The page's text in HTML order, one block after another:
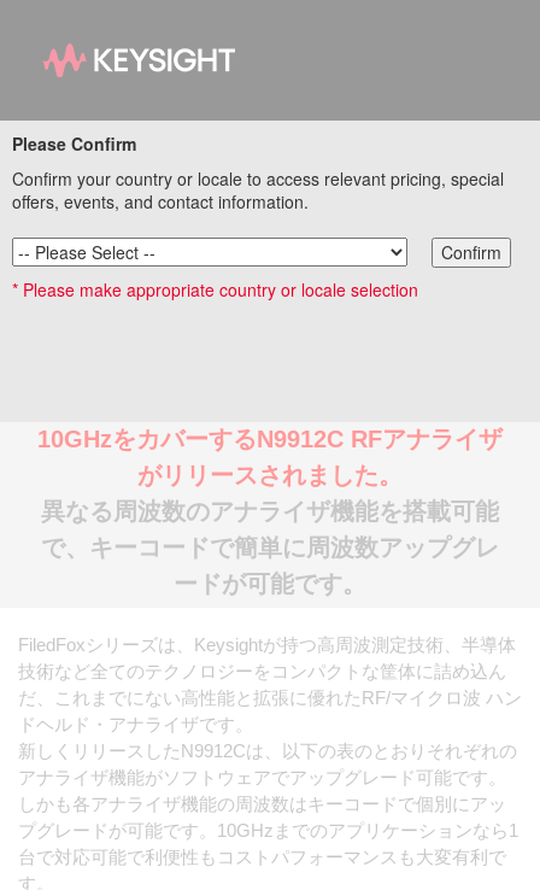
FieldFox シリーズ（A
モデル / N9912C）
RF/マイクロ波 ハンド
ヘルド・アナライザ
10GHzをカバーするN9912C RFアナライザ
がリリースされました。
異なる周波数のアナライザ機能を搭載可能
で、キーコードで簡単に周波数アップグレ
ードが可能です。
FiledFoxシリーズは、Keysightが持つ高周波測定技術、半導体
技術など全てのテクノロジーをコンパクトな筐体に詰め込ん
だ、これまでにない高性能と拡張に優れたRF/マイクロ波 ハン
ドヘルド・アナライザです。
新しくリリースしたN9912Cは、以下の表のとおりそれぞれの
アナライザ機能がソフトウェアでアップグレード可能です。
しかも各アナライザ機能の周波数はキーコードで個別にアッ
プグレードが可能です。10GHzまでのアプリケーションなら1
台で対応可能で利便性もコストパフォーマンスも大変有利で
す。
Please Confirm
Confirm your country or locale to access relevant pricing, special
offers, events, and contact information.
Confirm
* Please make appropriate country or locale selection